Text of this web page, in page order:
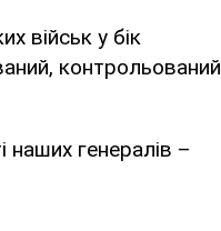
військ у бік
контрольований
наших генералів –